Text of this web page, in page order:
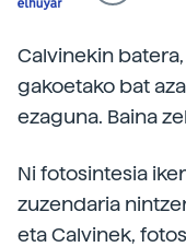
Calvinekin
gakoetako bat
ezaguna. Baina
Ni fotosintesia
zuzendaria
eta Calvinek,